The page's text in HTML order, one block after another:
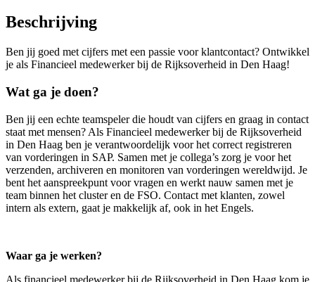
Beschrijving
Ben jij goed met cijfers met een passie voor klantcontact? Ontwikkel
je als Financieel medewerker bij de Rijksoverheid in Den Haag!
Wat ga je doen?
Ben jij een echte teamspeler die houdt van cijfers en graag in contact
staat met mensen? Als Financieel medewerker bij de Rijksoverheid
in Den Haag ben je verantwoordelijk voor het correct registreren
van vorderingen in SAP. Samen met je collega’s zorg je voor het
verzenden, archiveren en monitoren van vorderingen wereldwijd. Je
bent het aanspreekpunt voor vragen en werkt nauw samen met je
team binnen het cluster en de FSO. Contact met klanten, zowel
intern als extern, gaat je makkelijk af, ook in het Engels.
Waar ga je werken?
Als financieel medewerker bij de Rijksoverheid in Den Haag kom je